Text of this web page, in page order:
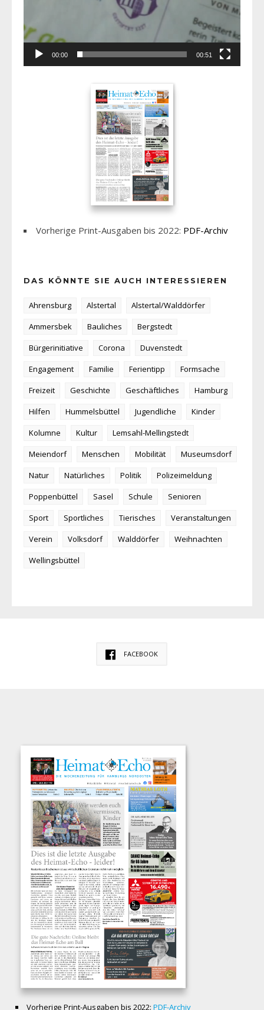
00:00 00:51
Vorherige Print-Ausgaben bis 2022: PDF-Archiv
DAS KÖNNTE SIE AUCH INTERESSIEREN
Ahrensburg Alstertal
Alstertal/Walddörfer
Ammersbek
Bauliches
Bergstedt
Bürgerinitiative
Corona
Duvenstedt
Engagement
Familie Ferientipp
Formsache
Freizeit
Geschichte Geschäftliches
Hamburg
Hilfen
Hummelsbüttel Jugendliche
Kinder
Kolumne
Kultur
Lemsahl-Mellingstedt
Meiendorf
Menschen Mobilität
Museumsdorf
Natur
Natürliches Politik
Polizeimeldung
Poppenbüttel
Sasel Schule
Senioren
Sport
Sportliches Tierisches
Veranstaltungen
Verein
Volksdorf Walddörfer
Weihnachten
Wellingsbüttel
FACEBOOK
Vorherige Print-Ausgaben bis 2022: PDF-Archiv